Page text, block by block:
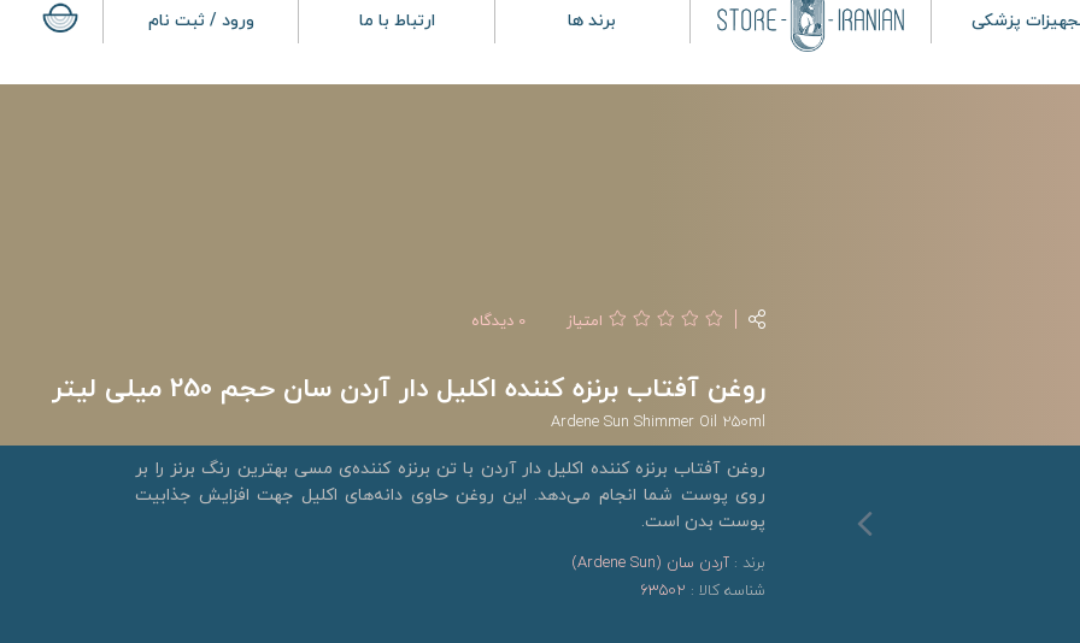
پزشکی برند ها ارتباط با ما ورود / ثبت نام
امتیاز 0 دیدگاه
روغن آفتاب برنزه کننده اکلیل دار آردن سان حجم 250 میلی لیتر
Ardene Sun Shimmer Oil 250ml
روغن آفتاب برنزه کننده اکلیل دار آردن با تن برنزه کننده‌ی مسی بهترین رنگ برنز را بر
روی پوست شما انجام می‌دهد. این روغن حاوی دانه‌های اکلیل جهت افزایش جذابیت
پوست بدن است.
برند : آردن سان (Ardene Sun)
شناسه کالا : 63502